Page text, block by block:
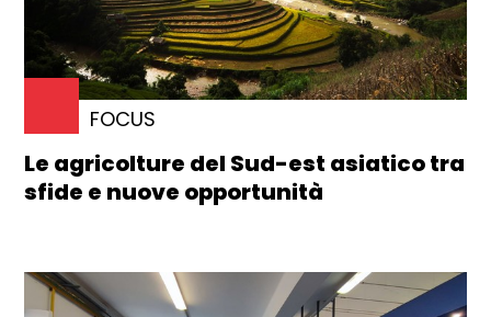
FOCUS
Le agricolture del Sud-est asiatico tra
sfide e nuove opportunità